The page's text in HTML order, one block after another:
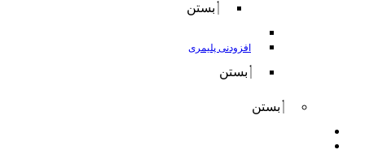
بستن
افزودنی پلیمری
بستن
بستن